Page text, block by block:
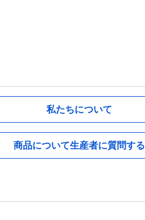
私たちについて
商品について生産者に質問する